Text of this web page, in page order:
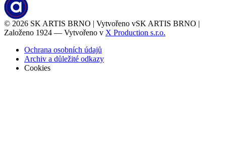
© 2026 SK ARTIS BRNO | Vytvořeno vSK ARTIS BRNO |
Založeno 1924 — Vytvořeno v X Production s.r.o.
Ochrana osobních údajů
Archiv a důležité odkazy
Cookies